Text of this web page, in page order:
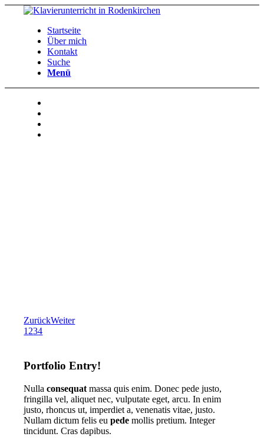
Startseite
Über mich
Kontakt
Suche
Menü
ZurückWeiter
1234
Portfolio Entry!
Nullaconsequat massa quis enim. Donec pede justo,
fringilla vel, aliquet nec, vulputate eget, arcu. In enim
justo, rhoncus ut, imperdiet a, venenatis vitae, justo.
Nullam dictum felis eupede mollis pretium. Integer
tincidunt. Cras dapibus.